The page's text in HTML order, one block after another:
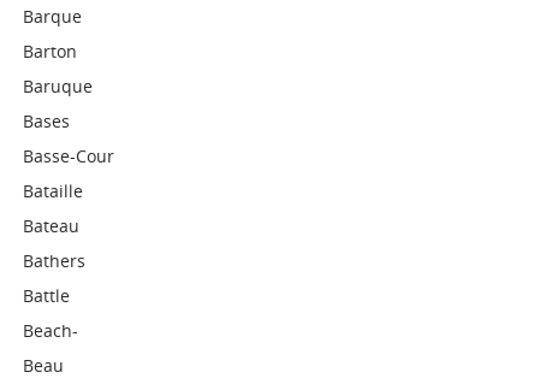
Barque
Barton
Baruque
Bases
Basse-Cour
Bataille
Bateau
Bathers
Battle
Beach-
Beau